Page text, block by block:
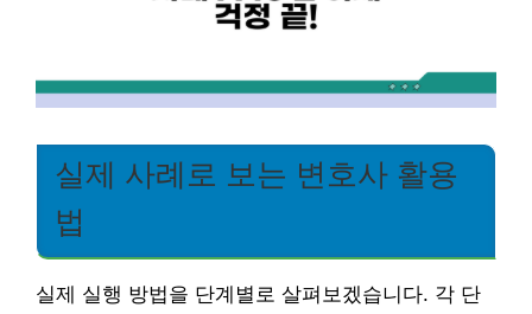
실제 사례로 보는 변호사 활용
법
실제 실행 방법을 단계별로 살펴보겠습니다. 각 단